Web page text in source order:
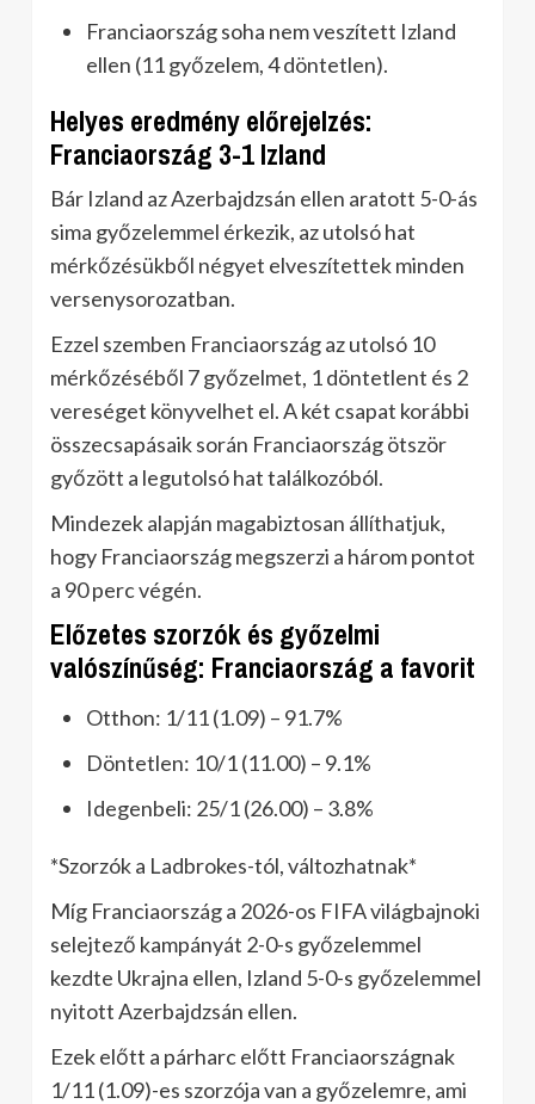
Franciaország soha nem veszített Izland
ellen (11 győzelem, 4 döntetlen).
Helyes eredmény előrejelzés:
Franciaország 3-1 Izland
Bár Izland az Azerbajdzsán ellen aratott 5-0-ás
sima győzelemmel érkezik, az utolsó hat
mérkőzésükből négyet elveszítettek minden
versenysorozatban.
Ezzel szemben Franciaország az utolsó 10
mérkőzéséből 7 győzelmet, 1 döntetlent és 2
vereséget könyvelhet el. A két csapat korábbi
összecsapásaik során Franciaország ötször
győzött a legutolsó hat találkozóból.
Mindezek alapján magabiztosan állíthatjuk,
hogy Franciaország megszerzi a három pontot
a 90 perc végén.
Előzetes szorzók és győzelmi
valószínűség: Franciaország a favorit
Otthon: 1/11 (1.09) – 91.7%
Döntetlen: 10/1 (11.00) – 9.1%
Idegenbeli: 25/1 (26.00) – 3.8%
*Szorzók a Ladbrokes-tól, változhatnak*
Míg Franciaország a 2026-os FIFA világbajnoki
selejtező kampányát 2-0-s győzelemmel
kezdte Ukrajna ellen, Izland 5-0-s győzelemmel
nyitott Azerbajdzsán ellen.
Ezek előtt a párharc előtt Franciaországnak
1/11 (1.09)-es szorzója van a győzelemre, ami